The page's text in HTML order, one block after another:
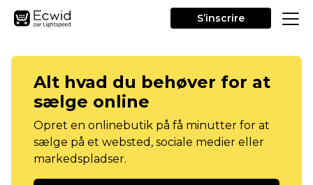
S’inscrire
Alt hvad du behøver for at
sælge online
Opret en onlinebutik på få minutter for at
sælge på et websted, sociale medier eller
markedspladser.